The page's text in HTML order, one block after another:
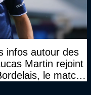
infos autour des
Martin rejoint
le match